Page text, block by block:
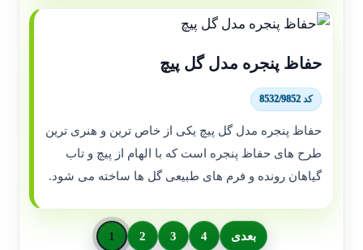
حفاظ پنجره مدل گل پیچ
کد 8532/9852
حفاظ پنجره مدل گل پیچ یکی از خاص ترین و هنری ترین
طرح های حفاظ پنجره است که با الهام از پیچ و تاب
گیاهان رونده و فرم های طبیعی گل ها ساخته می شود.
1 2 3 4 بعدی